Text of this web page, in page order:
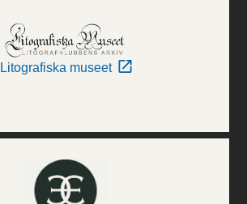
Litografiska museet